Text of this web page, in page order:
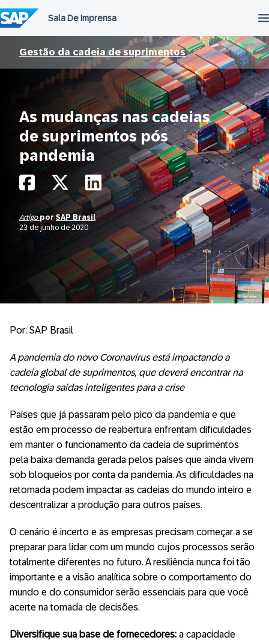
para
o
conteúdo
Gestão da cadeia de suprimentos
As mudanças nas cadeias
de suprimentos pós
pandemia
Artigo por SAP Brasil
23 de junho de 2020
Por: SAP Brasil
A pandemia do novo Coronavírus está impactando a
cadeia global de suprimentos, que deverá encontrar na
tecnologia saídas inteligentes para a crise
Países que já passaram pelo pico da pandemia e que
estão em processo de reabertura enfrentam dificuldades
em manter o funcionamento da cadeia de suprimentos
pela baixa demanda gerada pelos países que ainda vivem
sob bloqueios por conta da pandemia. As dificuldades na
retomada podem impactar as cadeias do mundo inteiro e
descentralizar a produção para outros países.
O cenário é incerto e as empresas precisam começar a se
preparar para lidar com um mundo cujos processos serão
totalmente diferentes no futuro. A resiliência nunca foi tão
importante e a visão analítica sobre o comportamento do
mundo e do consumidor serão essenciais para que você
acerte na tomada de decisões.
Diversifique sua base de fornecedores: a capacidade